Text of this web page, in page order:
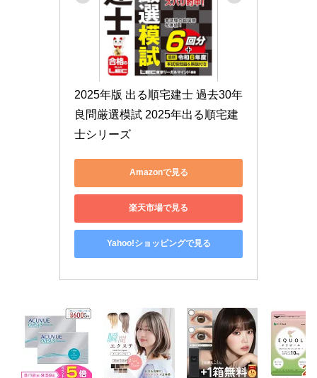
2025年版 出る順宅建士 過去30年
良問厳選模試 2025年出る順宅建
士シリーズ
Amazonで見る
楽天市場で見る
Yahoo!ショッピングで見る